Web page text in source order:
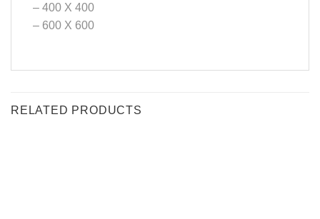
– 400 X 400
– 600 X 600
RELATED PRODUCTS